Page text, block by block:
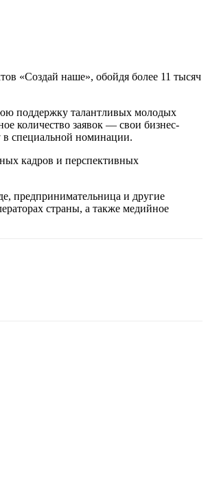
«Создай наше», обойдя более 11 тысяч
поддержку талантливых молодых
количество заявок — свои бизнес-
в специальной номинации.
кадров и перспективных
предпринимательница и другие
страны, а также медийное